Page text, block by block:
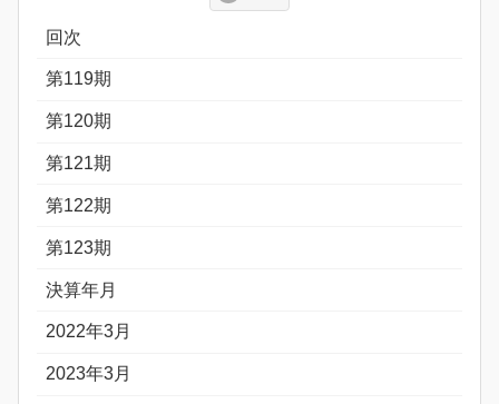
回次
第119期
第120期
第121期
第122期
第123期
決算年月
2022年3月
2023年3月